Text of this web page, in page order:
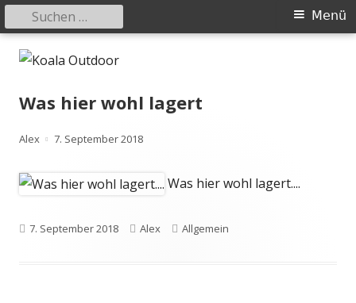
SpringeKoala Outdoor
Hier ist eine Übersicht meiner Wander- und Trekkingtouren
Primäres
Menü
Menü
Suchen
nach:
Was hier wohl lagert
Autor
Alex
Veröffentlicht
7. September 2018
Was hier wohl lagert....
Veröffentlicht
7. September 2018 Autor
Alex Kategorien
Allgemein